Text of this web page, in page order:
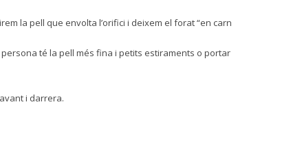
la pell que envolta l’orifici i deixem el forat “en carn
té la pell més fina i petits estiraments o portar
i darrera.